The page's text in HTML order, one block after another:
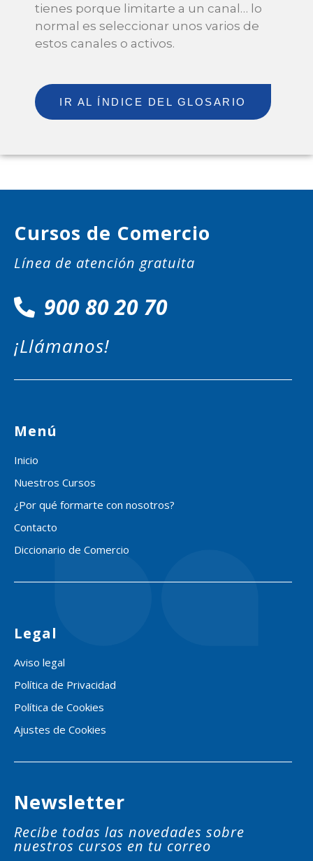
tienes porque limitarte a un canal… lo
normal es seleccionar unos varios de
estos canales o activos.
IR AL ÍNDICE DEL GLOSARIO
Cursos de Comercio
Línea de atención gratuita
900 80 20 70
¡Llámanos!
Menú
Inicio
Nuestros Cursos
¿Por qué formarte con nosotros?
Contacto
Diccionario de Comercio
Legal
Aviso legal
Política de Privacidad
Política de Cookies
Ajustes de Cookies
Newsletter
Recibe todas las novedades sobre
nuestros cursos en tu correo